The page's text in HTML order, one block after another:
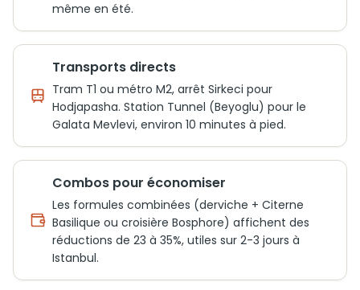
même en été.
Transports directs
Tram T1 ou métro M2, arrêt Sirkeci pour
Hodjapasha. Station Tunnel (Beyoglu) pour le
Galata Mevlevi, environ 10 minutes à pied.
Combos pour économiser
Les formules combinées (derviche + Citerne
Basilique ou croisière Bosphore) affichent des
réductions de 23 à 35%, utiles sur 2-3 jours à
Istanbul.